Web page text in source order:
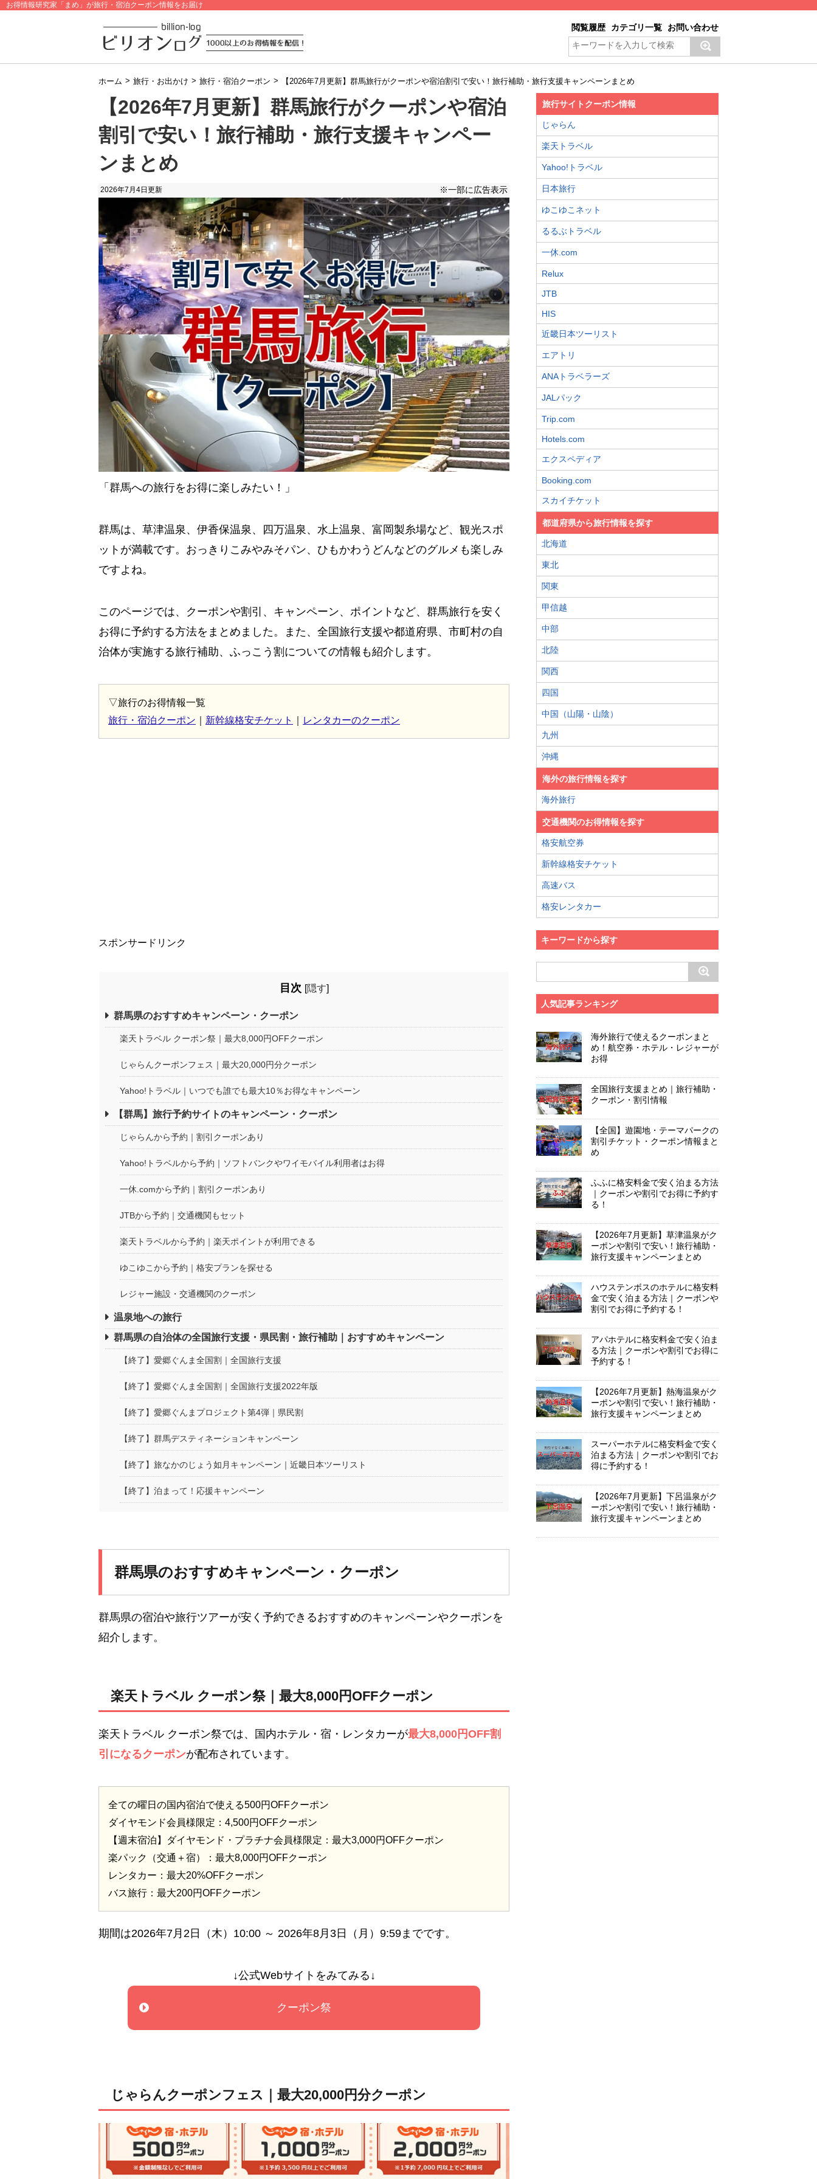
お得情報研究家「まめ」が旅行・宿泊クーポン情報をお届け
閲覧履歴 カテゴリ一覧 お問い合わせ
ホーム > 旅行・お出かけ > 旅行・宿泊クーポン > 【2026年7月更新】群馬旅行がクーポンや宿泊割引で安い！旅行補助・旅行支援キャンペーンまとめ
【2026年7月更新】群馬旅行がクーポンや宿泊
割引で安い！旅行補助・旅行支援キャンペー
ンまとめ
2026年7月4日 更新 ※一部に広告表示
「群馬への旅行をお得に楽しみたい！」
群馬は、草津温泉、伊香保温泉、四万温泉、水上温泉、富岡製糸場など、観光スポ
ットが満載です。おっきりこみやみそパン、ひもかわうどんなどのグルメも楽しみ
ですよね。
このページでは、クーポンや割引、キャンペーン、ポイントなど、群馬旅行を安く
お得に予約する方法をまとめました。また、全国旅行支援や都道府県、市町村の自
治体が実施する旅行補助、ふっこう割についての情報も紹介します。
▽旅行のお得情報一覧
旅行・宿泊クーポン
新幹線格安チケット レンタカーのクーポン
スポンサードリンク
目次 [隠す]
群馬県のおすすめキャンペーン・クーポン
楽天トラベル クーポン祭｜最大8,000円OFFクーポン
じゃらんクーポンフェス｜最大20,000円分クーポン
Yahoo!トラベル｜いつでも誰でも最大10％お得なキャンペーン
【群馬】旅行予約サイトのキャンペーン・クーポン
じゃらんから予約｜割引クーポンあり
Yahoo!トラベルから予約｜ソフトバンクやワイモバイル利用者はお得
一休.comから予約｜割引クーポンあり
JTBから予約｜交通機関もセット
楽天トラベルから予約｜楽天ポイントが利用できる
ゆこゆこから予約｜格安プランを探せる
レジャー施設・交通機関のクーポン
温泉地への旅行
群馬県の自治体の全国旅行支援・県民割・旅行補助｜おすすめキャンペーン
【終了】愛郷ぐんま全国割｜全国旅行支援
【終了】愛郷ぐんま全国割｜全国旅行支援2022年版
【終了】愛郷ぐんまプロジェクト第4弾｜県民割
【終了】群馬デスティネーションキャンペーン
【終了】旅なかのじょう如月キャンペーン｜近畿日本ツーリスト
【終了】泊まって！応援キャンペーン
群馬県のおすすめキャンペーン・クーポン
群馬県の宿泊や旅行ツアーが安く予約できるおすすめのキャンペーンやクーポンを
紹介します。
楽天トラベル クーポン祭｜最大8,000円OFFクーポン
楽天トラベル クーポン祭では、国内ホテル・宿・レンタカーが最大8,000円OFF割
引になるクーポンが配布されています。
全ての曜日の国内宿泊で使える500円OFFクーポン
ダイヤモンド会員様限定：4,500円OFFクーポン
【週末宿泊】ダイヤモンド・プラチナ会員様限定：最大3,000円OFFクーポン
楽パック（交通＋宿）：最大8,000円OFFクーポン
レンタカー：最大20%OFFクーポン
バス旅行：最大200円OFFクーポン
期間は2026年7月2日（木）10:00 ～ 2026年8月3日（月）9:59までです。
↓公式Webサイトをみてみる↓
クーポン祭
じゃらんクーポンフェス｜最大20,000円分クーポン
旅行サイトクーポン情報
じゃらん
楽天トラベル
Yahoo!トラベル
日本旅行
ゆこゆこネット
るるぶトラベル
一休.com
Relux
JTB
HIS
近畿日本ツーリスト
エアトリ
ANAトラベラーズ
JALパック
Trip.com
Hotels.com
エクスペディア
Booking.com
スカイチケット
都道府県から旅行情報を探す
北海道
東北
関東
甲信越
中部
北陸
関西
四国
中国（山陽・山陰）
九州
沖縄
海外の旅行情報を探す
海外旅行
交通機関のお得情報を探す
格安航空券
新幹線格安チケット
高速バス
格安レンタカー
キーワードから探す
人気記事ランキング
海外旅行で使えるクーポンまと
め！航空券・ホテル・レジャーが
お得
全国旅行支援まとめ｜旅行補助・
クーポン・割引情報
【全国】遊園地・テーマパークの
割引チケット・クーポン情報まと
め
ふふに格安料金で安く泊まる方法
｜クーポンや割引でお得に予約す
る！
【2026年7月更新】草津温泉がク
ーポンや割引で安い！旅行補助・
旅行支援キャンペーンまとめ
ハウステンボスのホテルに格安料
金で安く泊まる方法｜クーポンや
割引でお得に予約する！
アパホテルに格安料金で安く泊ま
る方法｜クーポンや割引でお得に
予約する！
【2026年7月更新】熱海温泉がク
ーポンや割引で安い！旅行補助・
旅行支援キャンペーンまとめ
スーパーホテルに格安料金で安く
泊まる方法｜クーポンや割引でお
得に予約する！
【2026年7月更新】下呂温泉がク
ーポンや割引で安い！旅行補助・
旅行支援キャンペーンまとめ